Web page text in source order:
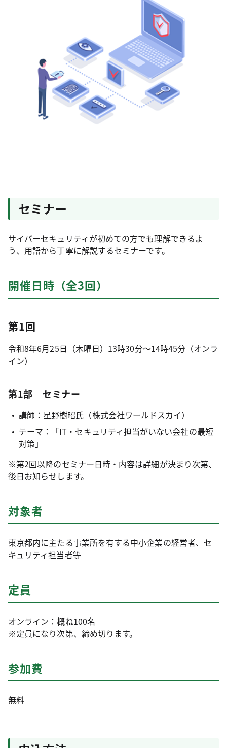
セミナー
サイバーセキュリティが初めての方でも理解できるよ
う、用語から丁寧に解説するセミナーです。
開催日時（全3回）
第1回
令和8年6月25日（木曜日）13時30分～14時45分（オンラ
イン）
第1部 セミナー
講師：星野樹昭氏（株式会社ワールドスカイ）
テーマ：「IT・セキュリティ担当がいない会社の最短
対策」
※第2回以降のセミナー日時・内容は詳細が決まり次第、
後日お知らせします。
対象者
東京都内に主たる事業所を有する中小企業の経営者、セ
キュリティ担当者等
定員
オンライン：概ね100名
※定員になり次第、締め切ります。
参加費
無料